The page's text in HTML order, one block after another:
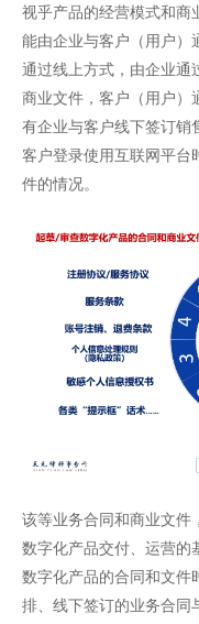
视乎产品的经营模式和商
能由企业与客户（用户）
通过线上方式，由企业通
商业文件，客户（用户）
有企业与客户线下签订销
客户登录使用互联网平台
件的情况。
该等业务合同和商业文件
数字化产品交付、运营的
数字化产品的合同和文件
排、线下签订的业务合同